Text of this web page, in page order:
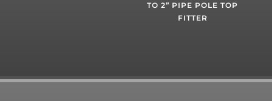
TO 2” PIPE POLE TOP
FITTER